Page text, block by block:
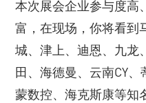
本次展会企业参与度高
富，在现场，你将看到
城、津上、迪恩、九龙
田、海德曼、云南CY
蒙数控、海克斯康等知